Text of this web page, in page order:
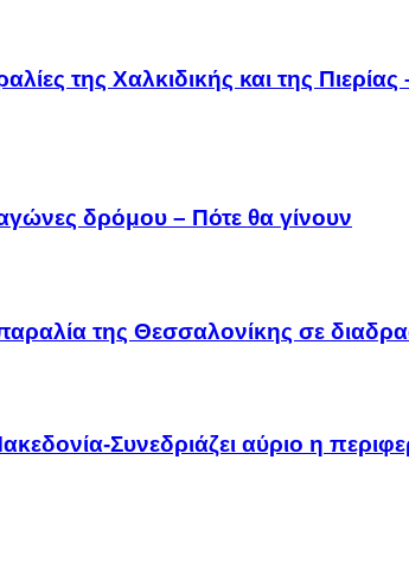
της Χαλκιδικής και της
δρόμου – Πότε θα γίνουν
της Θεσσαλονίκης σε
Συνεδριάζει αύριο η